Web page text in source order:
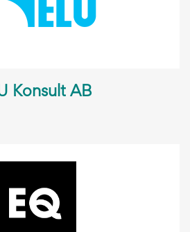
Konsult AB